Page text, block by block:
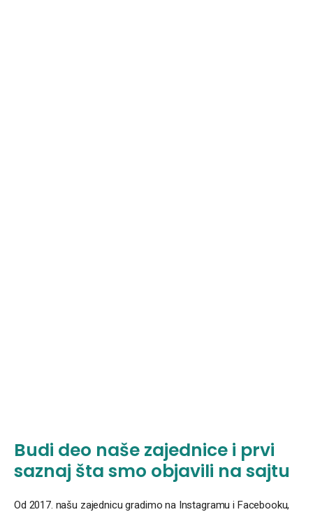
Budi deo naše zajednice i prvi
saznaj šta smo objavili na sajtu
Od 2017. našu zajednicu gradimo na Instagramu i Facebooku,